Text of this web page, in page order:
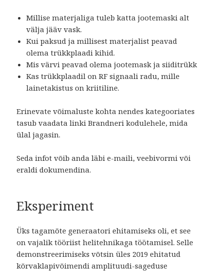
Millise materjaliga tuleb katta jootemaski alt
välja jääv vask.
Kui paksud ja millisest materjalist peavad
olema trükkplaadi kihid.
Mis värvi peavad olema jootemask ja siiditrükk
Kas trükkplaadil on RF signaali radu, mille
lainetakistus on kriitiline.
Erinevate võimaluste kohta nendes kategooriates
tasub vaadata linki Brandneri kodulehele, mida
ülal jagasin.
Seda infot võib anda läbi e-maili, veebivormi või
eraldi dokumendina.
Eksperiment
Üks tagamõte generaatori ehitamiseks oli, et see
on vajalik tööriist helitehnikaga töötamisel. Selle
demonstreerimiseks võtsin üles 2019 ehitatud
kõrvaklapivõimendi amplituudi-sageduse